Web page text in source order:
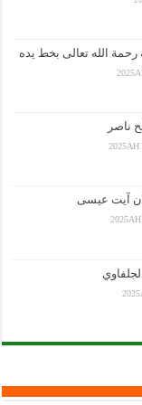
رحمة الله تعالى بخط يده
ناصر
آيت عيسى